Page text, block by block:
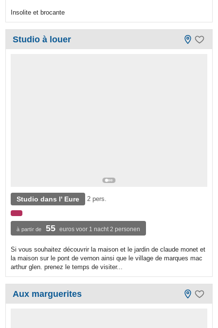
Insolite et brocante
Studio à louer
Studio dans l' Eure 2 pers.
à partir de 55 euros voor 1 nacht 2 personen
Si vous souhaitez découvrir la maison et le jardin de claude monet et
la maison sur le pont de vernon ainsi que le village de marques mac
arthur glen. prenez le temps de visiter...
Aux marguerites